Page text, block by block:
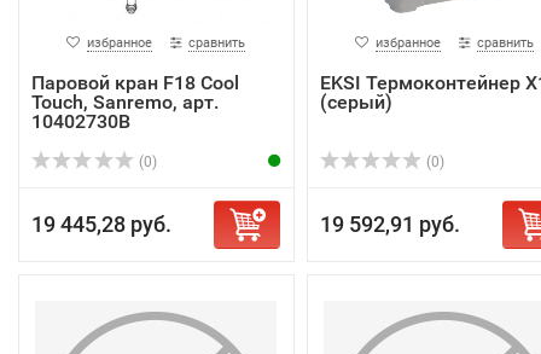
избранное сравнить
Паровой кран F18 Cool
Touch, Sanremo, арт.
10402730B
(0)
19 445,28 руб.
избранное сравнить
EKSI Термоконтейнер
(серый)
(0)
19 592,91 руб.